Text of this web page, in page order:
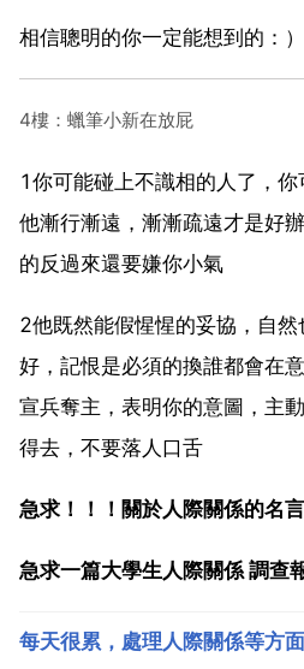
相信聰明的你一定能想到的：）
4樓：蠟筆小新在放屁
1你可能碰上不識相的人了，
他漸行漸遠，漸漸疏遠才是好
的反過來還要嫌你小氣
2他既然能假惺惺的妥協，自
好，記恨是必須的換誰都會在
宣兵奪主，表明你的意圖，主
得去，不要落人口舌
急求！！！關於人際關係的名
急求一篇大學生人際關係 調查